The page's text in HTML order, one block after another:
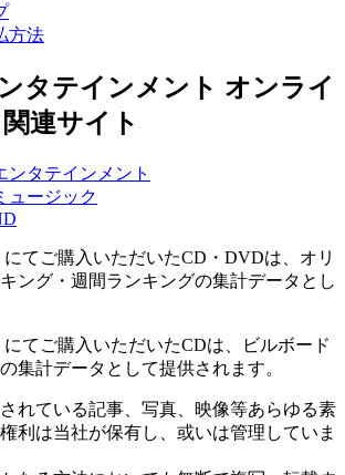
方法
タテインメント オンライ
連サイト
にてご購入いただいたCD・DVDは、オリ
ング・週間ランキングの集計データとし
にてご購入いただいたCDは、ビルボード
集計データとして提供されます。
れている記事、写真、映像等あらゆる素
利は当社が保有し、或いは管理していま